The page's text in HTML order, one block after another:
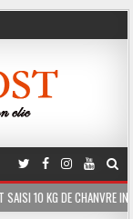
INDIEN DISSIMULÉS